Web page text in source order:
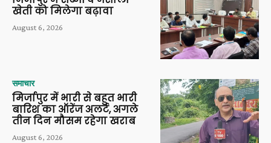
खेती को मिलेगा बढ़ावा
August 6, 2026
समाचार
मिर्जापुर में भारी से बहुत भारी
बारिश का ऑरेंज अलर्ट, अगले
तीन दिन मौसम रहेगा खराब
August 6, 2026